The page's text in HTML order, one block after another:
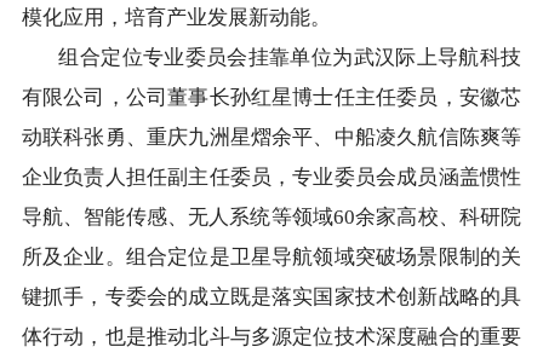
模化应用，培育产业发展新动能。
组合定位专业委员会挂靠单位为武汉际上导航科技
有限公司，公司董事长孙红星博士任主任委员，安徽芯
动联科张勇、重庆九洲星熠余平、中船凌久航信陈爽等
企业负责人担任副主任委员，专业委员会成员涵盖惯性
导航、智能传感、无人系统等领域60余家高校、科研院
所及企业。组合定位是卫星导航领域突破场景限制的关
键抓手，专委会的成立既是落实国家技术创新战略的具
体行动，也是推动北斗与多源定位技术深度融合的重要